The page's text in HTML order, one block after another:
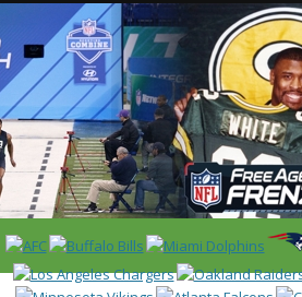
News en français sur la NFL et le Football